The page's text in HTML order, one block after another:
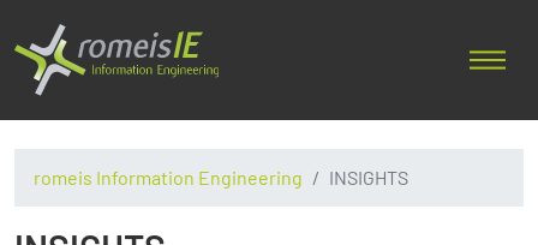
romeis Information Engineering INSIGHTS